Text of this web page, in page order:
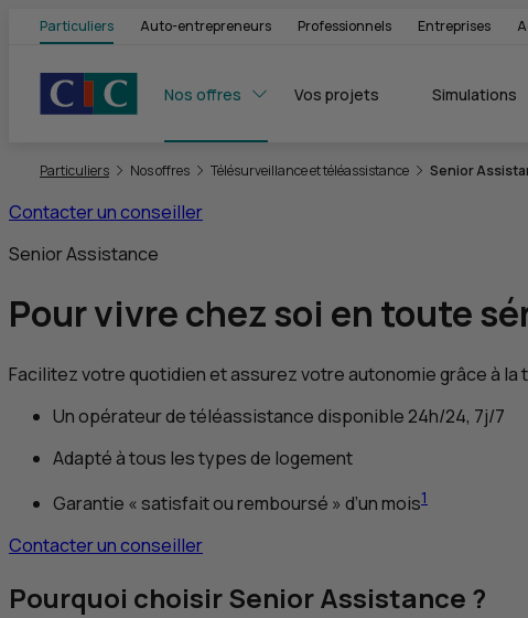
Particuliers Auto-entrepreneurs Professionnels Entreprises
Nos offres Vos projets Simulations
Particuliers Nos offres Télésurveillance et téléassistance Senior
Contacter un conseiller
Senior Assistance
Pour vivre chez soi en toute
Facilitez votre quotidien et assurez votre autonomie grâce à
Un opérateur de téléassistance disponible 24h/24, 7j/7
Adapté à tous les types de logement
Garantie « satisfait ou remboursé » d’un mois1
Contacter un conseiller
Pourquoi choisir Senior Assistance ?